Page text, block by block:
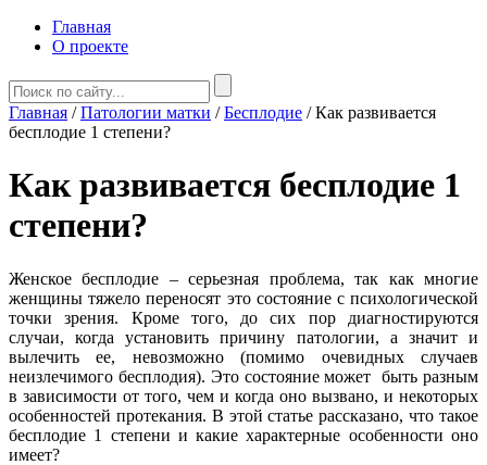
Главная
О проекте
Главная /Патологии матки /Бесплодие /Как развивается
бесплодие 1 степени?
Как развивается бесплодие 1
степени?
Женское бесплодие – серьезная проблема, так как многие
женщины тяжело переносят это состояние с психологической
точки зрения. Кроме того, до сих пор диагностируются
случаи, когда установить причину патологии, а значит и
вылечить ее, невозможно (помимо очевидных случаев
неизлечимого бесплодия). Это состояние может быть разным
в зависимости от того, чем и когда оно вызвано, и некоторых
особенностей протекания. В этой статье рассказано, что такое
бесплодие 1 степени и какие характерные особенности оно
имеет?